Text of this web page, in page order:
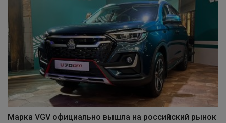
Марка VGV официально вышла на российский рынок